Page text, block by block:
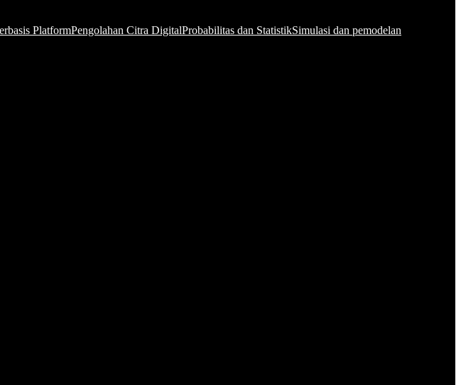
PlatformPengolahan Citra DigitalProbabilitas dan StatistikSimulasi dan pemodelan